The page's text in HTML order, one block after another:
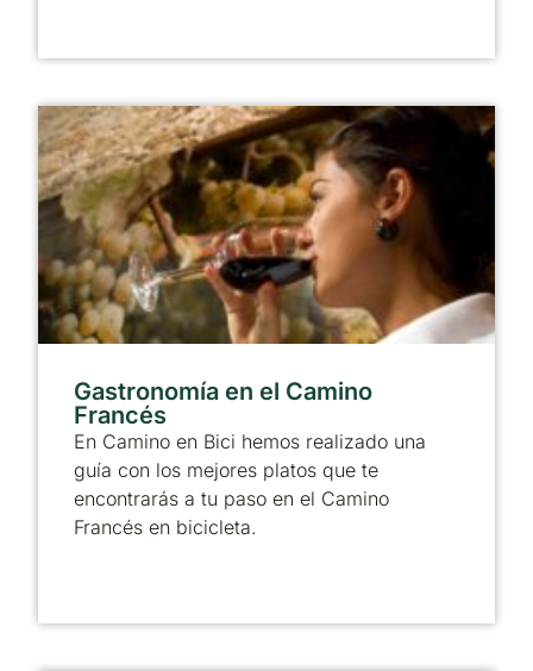
Gastronomía en el Camino
Francés
En Camino en Bici hemos realizado una
guía con los mejores platos que te
encontrarás a tu paso en el Camino
Francés en bicicleta.